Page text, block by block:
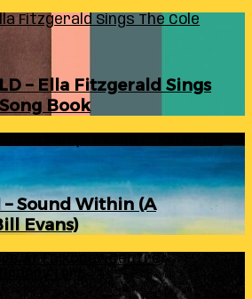
Ella Fitzgerald Sings The Cole
– Ella Fitzgerald Sings
Book
– Sound Within (A
Evans)
Live At Falkoner Centre
1966